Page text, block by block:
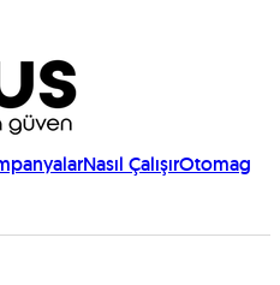
Nasıl ÇalışırOtomag